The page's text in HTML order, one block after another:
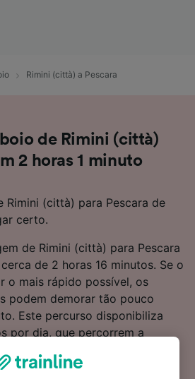
Rimini (città) a Pescara
de Rimini (città)
2 horas 1 minuto
Rimini (città) para Pescara de
certo.
de Rimini (città) para Pescara
de 2 horas 16 minutos. Se o
o mais rápido possível, os
podem demorar tão pouco
Este percurso disponibiliza
por dia, que percorrem a
estiver a bordo de um
se e relaxar, sendo que